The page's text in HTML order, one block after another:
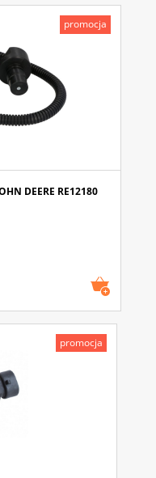
DEERE RE12180
promocja
promocja